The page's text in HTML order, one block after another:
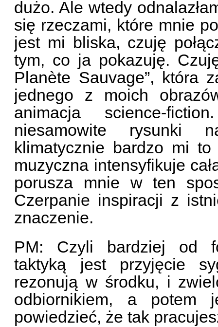
dużo. Ale wtedy
się rzeczami, które mnie
jest mi bliska, czuję
tym, co ja pokazuję.
Planète Sauvage”, która
jednego z moich
animacja science-
niesamowite rysunki
klimatycznie bardzo mi
muzyczna intensyfikuje
porusza mnie w ten
Czerpanie inspiracji z
znaczenie.
PM: Czyli bardziej od
taktyką jest przyjęcie
rezonują w środku, i
odbiornikiem, a potem
powiedzieć, że tak